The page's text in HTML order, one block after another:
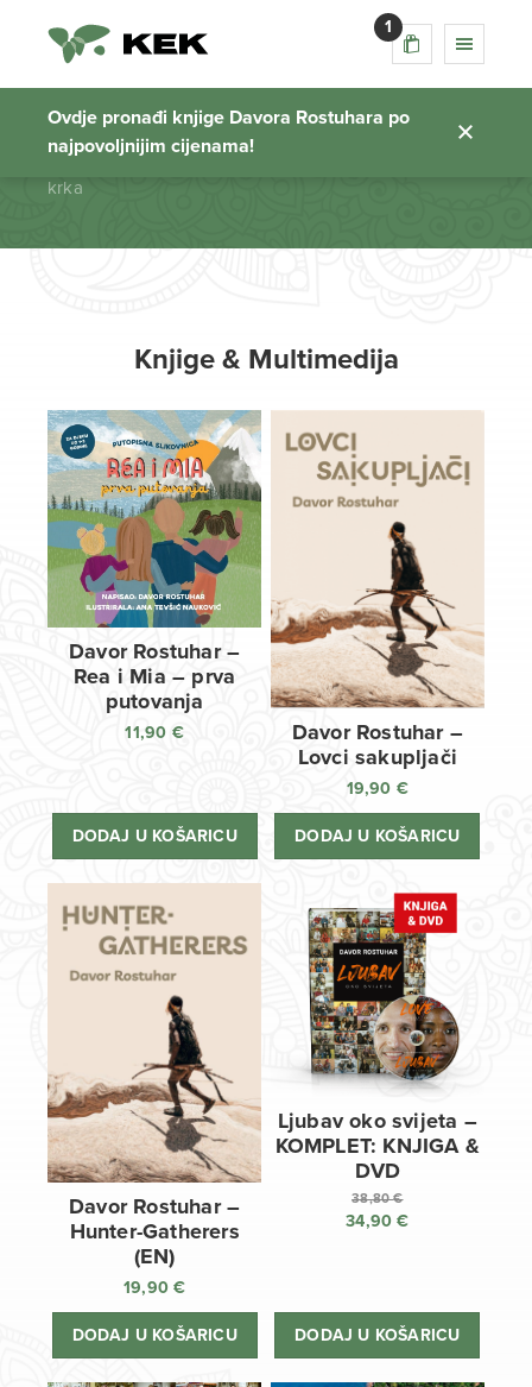
1
Ovdje pronađi knjige Davora Rostuhara po
najpovoljnijim cijenama!
krka
Početna stranica
krka
Knjige & Multimedija
Davor Rostuhar –
Rea i Mia – prva
putovanja
11,90 €
DODAJ U KOŠARICU
Davor Rostuhar –
Lovci sakupljači
19,90 €
DODAJ U KOŠARICU
Davor Rostuhar –
Hunter-Gatherers
(EN)
19,90€
DODAJ U KOŠARICU
Ljubav oko svijeta –
KOMPLET: KNJIGA &
DVD
38,80€
Izvorna
38,80 €.
34,90€
34,90 €.
DODAJ U KOŠARICU